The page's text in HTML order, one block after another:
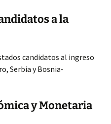
a la
candidatos al ingreso
Serbia y Bosnia-
y Monetaria